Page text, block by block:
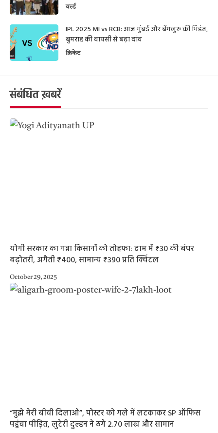
वर्ल्ड
IPL 2025 MI vs RCB: आज मुंबई और बेंगलुरु की भिड़ंत,
बुमराह की वापसी से बढ़ा दांव
क्रिकेट
संबंधित ख़बरें
योगी सरकार का गन्ना किसानों को तोहफा: दाम में ₹30 की बंपर
बढ़ोतरी, अगैती ₹400, सामान्य ₹390 प्रति क्विंटल
October 29, 2025
“मुझे मेरी बीवी दिलाओ”, पोस्टर को गले में लटकाकर SP ऑफिस
पहुंचा पीड़ित, लुटेरी दुल्हन ने ठगे 2.70 लाख और सामान